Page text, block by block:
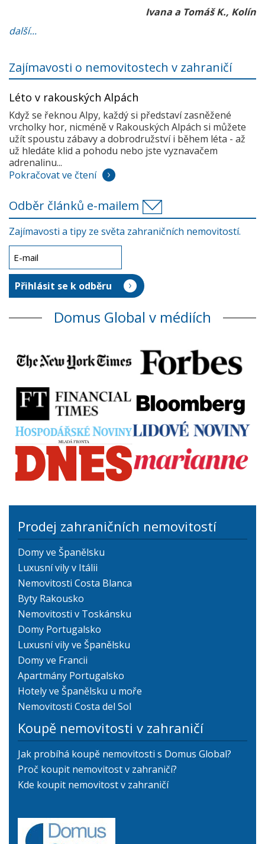
Ivana a Tomáš K., Kolín
další...
Zajímavosti o nemovitostech v zahraničí
Léto v rakouských Alpách
Když se řeknou Alpy, každý si představí zasněžené
vrcholky hor, nicméně v Rakouských Alpách si můžete
užít spoustu zábavy a dobrodružství i během léta - až
už hledáte klid a pohodu nebo jste vyznavačem
adrenalinu...
Pokračovat ve čtení
Odběr článků e-mailem
Zajímavosti a tipy ze světa zahraničních nemovitostí.
Domus Global v médiích
Prodej zahraničních nemovitostí
Domy ve Španělsku
Luxusní vily v Itálii
Nemovitosti Costa Blanca
Byty Rakousko
Nemovitosti v Toskánsku
Domy Portugalsko
Luxusní vily ve Španělsku
Domy ve Francii
Apartmány Portugalsko
Hotely ve Španělsku u moře
Nemovitosti Costa del Sol
Koupě nemovitosti v zahraničí
Jak probíhá koupě nemovitosti s Domus Global?
Proč koupit nemovitost v zahraničí?
Kde koupit nemovitost v zahraničí